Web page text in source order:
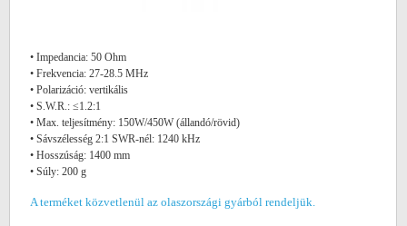
• Impedancia: 50 Ohm
• Frekvencia: 27-28.5 MHz
• Polarizáció: vertikális
• S.W.R.: ≤1.2:1
• Max. teljesítmény: 150W/450W (állandó/rövid)
• Sávszélesség 2:1 SWR-nél: 1240 kHz
• Hosszúság: 1400 mm
• Súly: 200 g
A terméket közvetlenül az olaszországi gyárból rendeljük.